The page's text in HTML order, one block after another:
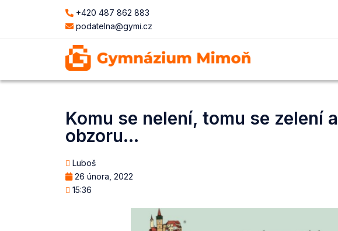
+420 487 862 883
podatelna@gymi.cz
Komu se nelení, tomu se zelení
obzoru…
Luboš
26 února, 2022
15:36